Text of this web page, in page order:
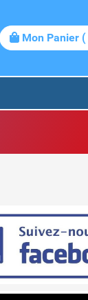
Mon Panier (